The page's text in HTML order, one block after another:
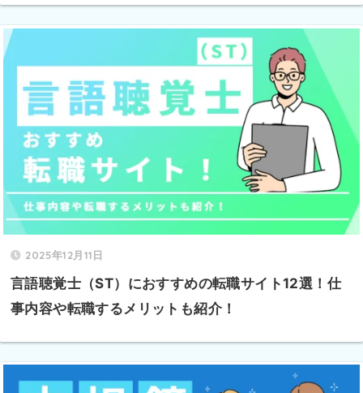
2025年12月11日
言語聴覚士（ST）におすすめの転職サイト12選！仕
事内容や転職するメリットも紹介！